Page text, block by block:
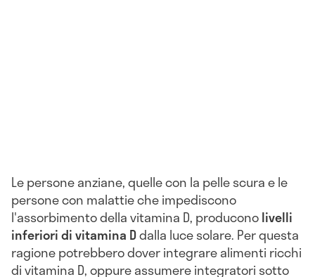
Le persone anziane, quelle con la pelle scura e le
persone con malattie che impediscono
l'assorbimento della vitamina D, produconolivelli
inferiori di vitamina Ddalla luce solare. Per questa
ragione potrebbero dover integrare alimenti ricchi
di vitamina D, oppure assumere integratori sotto